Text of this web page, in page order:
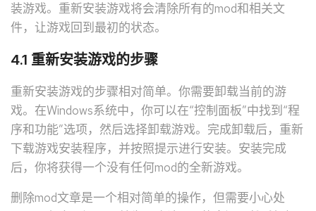
装游戏。重新安装游戏将会清除所有的mod和相关文
件，让游戏回到最初的状态。
4.1 重新安装游戏的步骤
重新安装游戏的步骤相对简单。你需要卸载当前的游
戏。在Windows系统中，你可以在“控制面板”中找到“程
序和功能”选项，然后选择卸载游戏。完成卸载后，重新
下载游戏安装程序，并按照提示进行安装。安装完成
后，你将获得一个没有任何mod的全新游戏。
删除mod文章是一个相对简单的操作，但需要小心处